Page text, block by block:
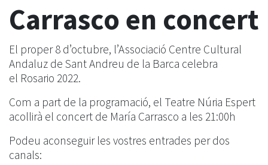
Carrasco en concert
El proper 8 d’octubre, l’Associació Centre Cultural
Andaluz de Sant Andreu de la Barca celebra
el Rosario 2022.
Com a part de la programació, el Teatre Núria Espert
acollirà el concert de María Carrasco a les 21:00h
Podeu aconseguir les vostres entrades per dos
canals: